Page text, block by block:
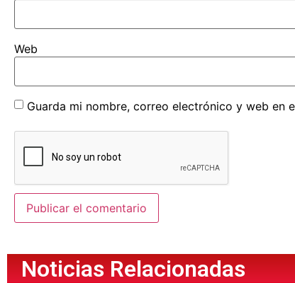
Web
Guarda mi nombre, correo electrónico y web en
Noticias Relacionadas